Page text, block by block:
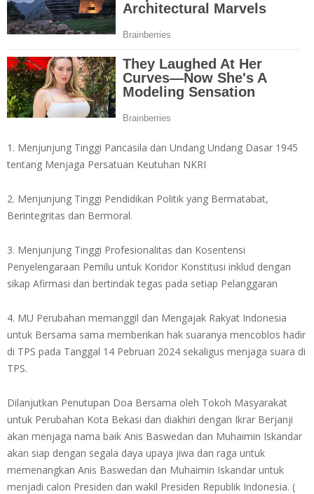
1. Menjunjung Tinggi Pancasila dan Undang Undang Dasar 1945
tentang Menjaga Persatuan Keutuhan NKRI
2. Menjunjung Tinggi Pendidikan Politik yang Bermatabat,
Berintegritas dan Bermoral.
3. Menjunjung Tinggi Profesionalitas dan Kosentensi
Penyelengaraan Pemilu untuk Koridor Konstitusi inklud dengan
sikap Afirmasi dan bertindak tegas pada setiap Pelanggaran
4. MU Perubahan memanggil dan Mengajak Rakyat Indonesia
untuk Bersama sama memberikan hak suaranya mencoblos hadir
di TPS pada Tanggal 14 Pebruari 2024 sekaligus menjaga suara di
TPS.
Dilanjutkan Penutupan Doa Bersama oleh Tokoh Masyarakat
untuk Perubahan Kota Bekasi dan diakhiri dengan Ikrar Berjanji
akan menjaga nama baik Anis Baswedan dan Muhaimin Iskandar
akan siap dengan segala daya upaya jiwa dan raga untuk
memenangkan Anis Baswedan dan Muhaimin Iskandar untuk
menjadi calon Presiden dan wakil Presiden Republik Indonesia. (